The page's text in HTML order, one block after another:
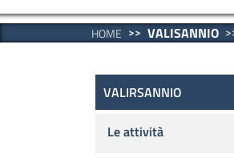
HOME VALISANNIO
Valirsannio
VALIRSANNIO
Le attività